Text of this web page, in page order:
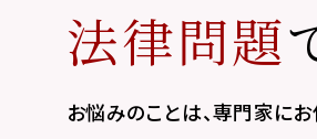
法律問題
お悩みのことは、専門家にお